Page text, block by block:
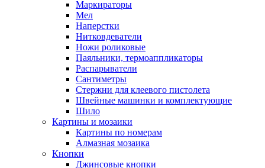
Маркираторы
Мел
Наперстки
Нитковдеватели
Ножи роликовые
Паяльники, термоаппликаторы
Распарыватели
Сантиметры
Стержни для клеевого пистолета
Швейные машинки и комплектующие
Шило
Картины и мозаики
Картины по номерам
Алмазная мозаика
Кнопки
Джинсовые кнопки